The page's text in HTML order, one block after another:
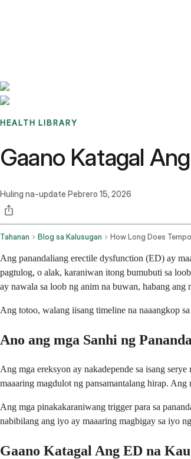
HEALTH LIBRARY
Gaano Katagal
Huling na-update Pebrero 15, 2026
Tahanan Blog sa Kalusugan
Ang panandaliang erectile dysfunction (ED) ay
pagtulog, o alak, karaniwan itong bumubuti sa
ay nawala sa loob ng anim na buwan, habang
Ang totoo, walang iisang timeline na naaangkop
Ano ang mga Sanhi ng
Ang mga ereksyon ay nakadepende sa isang
maaaring magdulot ng pansamantalang hirap.
Ang mga pinakakaraniwang trigger para sa
nabibilang ang iyo ay maaaring magbigay sa iyo
Gaano Katagal Ang ED na